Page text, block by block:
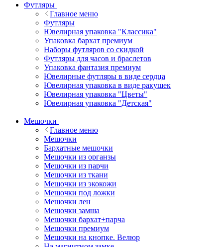
Футляры
Главное меню
Футляры
Ювелирная упаковка "Классика"
Упаковка бархат премиум
Наборы футляров со скидкой
Футляры для часов и браслетов
Упаковка фантазия премиум
Ювелирные футляры в виде сердца
Ювелирная упаковка в виде ракушек
Ювелирная упаковка "Цветы"
Ювелирная упаковка "Детская"
Мешочки
Главное меню
Мешочки
Бархатные мешочки
Мешочки из органзы
Мешочки из парчи
Мешочки из ткани
Мешочки из экокожи
Мешочки под ложки
Мешочки лен
Мешочки замша
Мешочки бархат+парча
Мешочки премиум
Мешочки на кнопке. Велюр